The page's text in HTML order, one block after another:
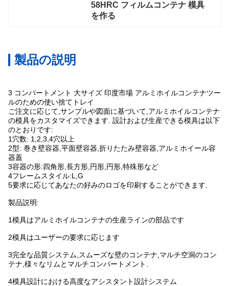
58HRC フィルムコンテナ 模具
を作る
製品の説明
3 コンパートメント 大サイズ 印度市場 アルミホイルコンテナツー
ルのための使い捨てトレイ
ご注文に応じて,サンプルや図面に基づいて,アルミホイルコンテナ
の模具をカスタマイズできます. 設計および生産できる模具は以下
のとおりです:
1穴数: 1,2,3,4穴以上
2型: 巻き壁容器,平面壁容器,折りたたみ壁容器,アルミホイール容
器蓋
3容器の形:四角形,長方形,円形,円形,特殊形など
4フレームスタイル:L,G
5要求に応じてあなたの好みのロゴを印刷することができます.
製品説明:
1模具はアルミホイルコンテナの生産ラインの部品です
2模具はユーザーの要求に応じます
3完全な品質システム,スムーズな壁のコンテナ,マルチ空洞のコン
テナ,様々なリムとマルチコンパートメント.
4模具設計における高度なアシスタント設計システム